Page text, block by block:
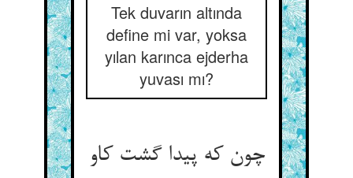
Tek duvarın altında
define mi var, yoksa
yılan karınca ejderha
yuvası mı?
چون که پیدا گشت کاو